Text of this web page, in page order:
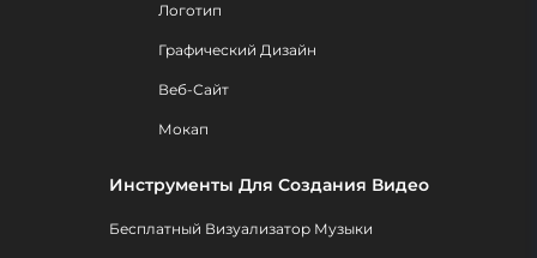
Логотип
Графический Дизайн
Веб-Сайт
Мокап
Инструменты Для Создания Видео
Бесплатный Визуализатор Музыки